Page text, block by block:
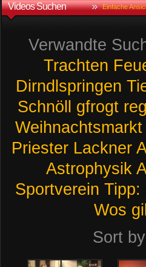
Videos Suchen Einfache
Verwandte
Trachten
Dirndlspringen
Schnöll
gfrogt
Weihnachtsmarkt
Priester Lackner
Astrophysik
Sportverein Tipp:
Wos
Sort